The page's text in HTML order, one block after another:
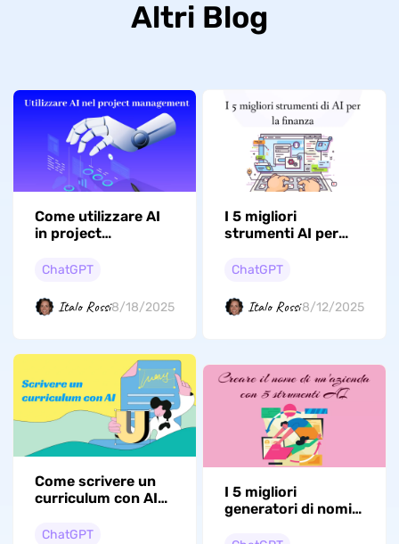
Altri Blog
Come utilizzare AI
in project
ChatGPT
Italo Rossi8/18/2025
I 5 migliori
strumenti AI per
funzionalità da
ChatGPT
Italo Rossi8/12/2025
Come scrivere un
curriculum con AI
ChatGPT
I 5 migliori
generatori di nomi